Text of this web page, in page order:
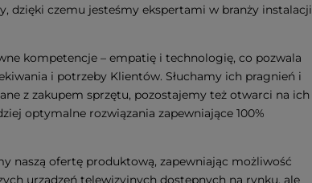
dzięki czemu jesteśmy ekspertami w branży instalacji
kompetencje – empatię i technologię, co pozwala
i potrzeby Klientów. Słuchamy ich pragnień i
z zakupem sprzętu, pozostajemy też otwarci na ich
optymalne rozwiązania zapewniające 100%
naszą ofertę produktową, zapewniając możliwość
urządzeń telewizyjnych dostępnych na rynku, ale